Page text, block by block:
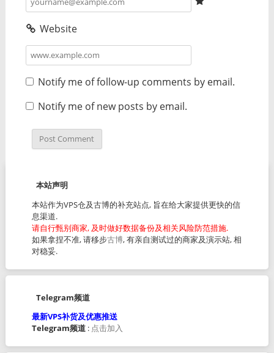
Website
Notify me of follow-up comments by email.
Notify me of new posts by email.
本站声明
本站作为VPS仓及古博的补充站点, 旨在给大家提供更快的信
息渠道.
请自行甄别商家, 及时做好数据备份及相关风险防范措施.
如果拿捏不准, 请移步古博, 有亲自测试过的商家及演示站, 相
对稳妥.
Telegram频道
最新VPS补货及优惠推送
Telegram频道: 点击加入